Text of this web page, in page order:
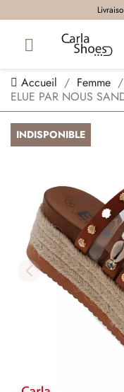
Accueil Femme
ELUE PAR NOUS
INDISPONIBLE